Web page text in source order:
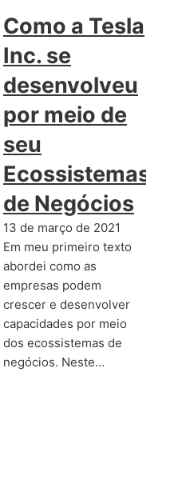
Como a Tesla
Inc. se
desenvolveu
por meio de
seu
Ecossistemas
de Negócios
13 de março de 2021
Em meu primeiro texto
abordei como as
empresas podem
crescer e desenvolver
capacidades por meio
dos ecossistemas de
negócios. Neste…